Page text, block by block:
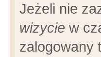
Jeżeli nie
wizycie w
zalogowany